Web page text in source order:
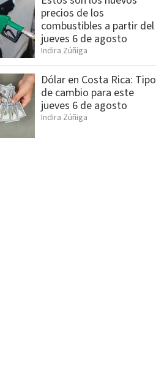
precios de los
combustibles a partir del
jueves 6 de agosto
Indira Zúñiga
Dólar en Costa Rica: Tipo
de cambio para este
jueves 6 de agosto
Indira Zúñiga